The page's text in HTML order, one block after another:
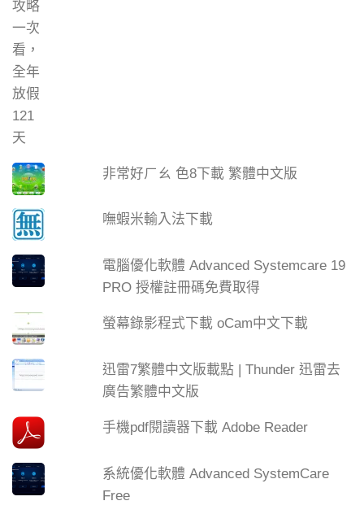
非常好ㄏㄠ 色8下載 繁體中文版
嘸蝦米輸入法下載
電腦優化軟體 Advanced Systemcare 19
PRO 授權註冊碼免費取得
螢幕錄影程式下載 oCam中文下載
迅雷7繁體中文版載點 | Thunder 迅雷去
廣告繁體中文版
手機pdf閱讀器下載 Adobe Reader
系統優化軟體 Advanced SystemCare
Free